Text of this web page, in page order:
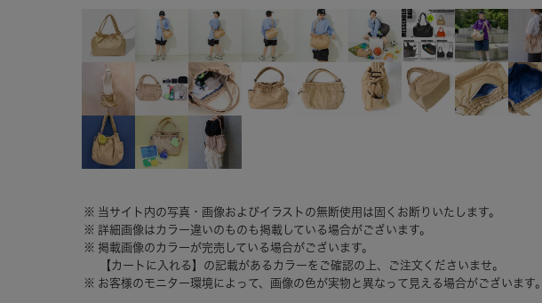
当サイト内の写真・画像およびイラストの無断使用は固くお断りいたします。
詳細画像はカラー違いのものも掲載している場合がございます。
掲載画像のカラーが完売している場合がございます。
【カートに入れる】の記載があるカラーをご確認の上、ご注文くださいませ。
お客様のモニター環境によって、画像の色が実物と異なって見える場合がございます。